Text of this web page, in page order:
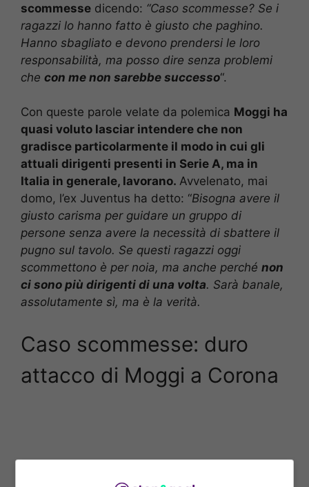
scommesse dicendo: “Caso scommesse? Se i
ragazzi lo hanno fatto è giusto che paghino.
Hanno sbagliato e devono prendersi le loro
responsabilità, ma posso dire senza problemi
che con me non sarebbe successo“.
Con queste parole velate da polemica Moggi ha
quasi voluto lasciar intendere che non
gradisce particolarmente il modo in cui gli
attuali dirigenti presenti in Serie A, ma in
Italia in generale, lavorano. Avvelenato, mai
domo, l’ex Juventus ha detto: “Bisogna avere il
giusto carisma per guidare un gruppo di
persone senza avere la necessità di sbattere il
pugno sul tavolo. Se questi ragazzi oggi
scommettono è per noia, ma anche perché non
ci sono più dirigenti di una volta. Sarà banale,
assolutamente sì, ma è la verità.
Caso scommesse: duro
attacco di Moggi a Corona